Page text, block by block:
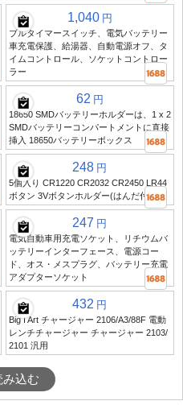
1,040 円
ブルタイマースイッチ、電気バッテリー
車充電保護、給湯器、自動電源オフ、タ
イムコントロール、ソケットコントロー
ラー
62 円
18650 SMDバッテリーホルダーは、1 x 2
SMDバッテリーコンパートメントに直接
挿入 18650バッテリーボックス
248 円
5個入り CR1220 CR2032 CR2450 LR44
ボタン 3Vボタンホルダー(はんだ付き)
247 円
電気自動車用充電ソケット、リチウムバ
ッテリーインターフェース、電源コー
ド、オス・メスプラグ、バッテリー充電
アダプターソケット
432 円
Big I Art チャージャー 2106/A3/88F 電動
レンチチャージャー チャージャー 2103/
2101 汎用
み込む